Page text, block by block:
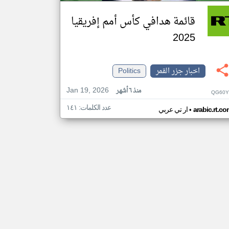
قائمة هدافي كأس أمم إفريقيا
2025
اخبار جزر القمر
Politics
Jan 19, 2026
منذ ٦ أشهر
ار تي عربي• عدد الكلمات: ١٤١